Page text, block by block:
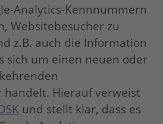
Analytics-Kennnummern
Websitebesucher zu
z.B. auch die Information
sich um einen neuen oder
handelt. Hierauf verweist
und stellt klar, dass es